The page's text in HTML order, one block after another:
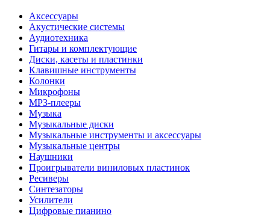
Аксессуары
Акустические системы
Аудиотехника
Гитары и комплектующие
Диски, касеты и пластинки
Клавишные инструменты
Колонки
Микрофоны
МР3-плееры
Музыка
Музыкальные диски
Музыкальные инструменты и аксессуары
Музыкальные центры
Наушники
Проигрыватели виниловых пластинок
Ресиверы
Синтезаторы
Усилители
Цифровые пианино